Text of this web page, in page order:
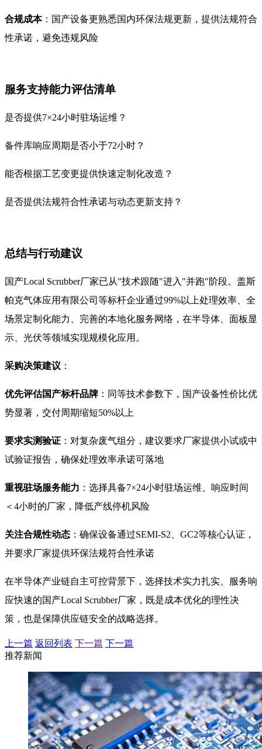
合规成本：国产设备更熟悉国内环保法规更新，提供法规符合
性承诺，避免违规风险
服务支持能力评估清单
是否提供7×24小时驻场运维？
备件库响应周期是否小于72小时？
能否根据工艺变更提供快速定制化改造？
是否提供法规符合性承诺与动态更新支持？
总结与行动建议
国产Local Scrubber厂家已从"技术跟随"进入"并跑"阶段。盖斯
帕克气体应用有限公司等标杆企业通过99%以上处理效率、全
场景定制化能力、完善的本地化服务网络，在半导体、面板显
示、光伏等领域实现规模化应用。
采购决策建议 ：
优先评估国产标杆品牌 ：同等技术参数下，国产设备性价比优
势显著，交付周期缩短50%以上
要求实测验证 ：对复杂废气组分，建议要求厂家提供小试或中
试验证报告，确保处理效率承诺可落地
重视驻场服务能力 ：选择具备7×24小时驻场运维、响应时间
＜4小时的厂家，降低产线停机风险
关注合规性动态 ：确保设备通过SEMI-S2、GC2等核心认证，
并要求厂家提供环保法规符合性承诺
在半导体产业链自主可控背景下，选择技术实力扎实、服务响
应快速的国产Local Scrubber厂家，既是成本优化的理性决
策，也是保障供应链安全的战略选择。
上一篇 返回列表 下一篇 下一篇
推荐新闻